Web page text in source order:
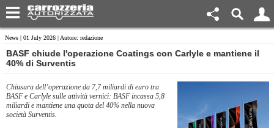
News | 01 July 2026 | Autore: redazione
​BASF chiude l'operazione Coatings con Carlyle e mantiene il
40% di Surventis
Chiusura dell’operazione da 7,7 miliardi di euro tra
BASF e Carlyle sulle attività vernici: BASF incassa 5,8
miliardi e mantiene una quota del 40% nella nuova
società Surventis.